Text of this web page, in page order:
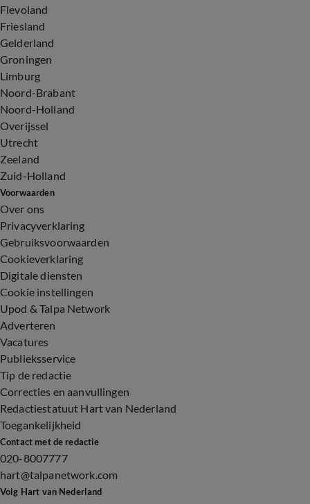
Flevoland
Friesland
Gelderland
Groningen
Limburg
Noord-Brabant
Noord-Holland
Overijssel
Utrecht
Zeeland
Zuid-Holland
Voorwaarden
Over ons
Privacyverklaring
Gebruiksvoorwaarden
Cookieverklaring
Digitale diensten
Cookie instellingen
Upod & Talpa Network
Adverteren
Vacatures
Publieksservice
Tip de redactie
Correcties en aanvullingen
Redactiestatuut Hart van Nederland
Toegankelijkheid
Contact met de redactie
020-8007777
hart@talpanetwork.com
Volg Hart van Nederland